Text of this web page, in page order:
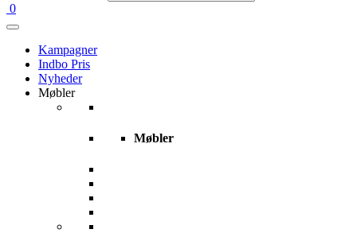
0
Kampagner
Indbo Pris
Nyheder
Møbler
Møbler